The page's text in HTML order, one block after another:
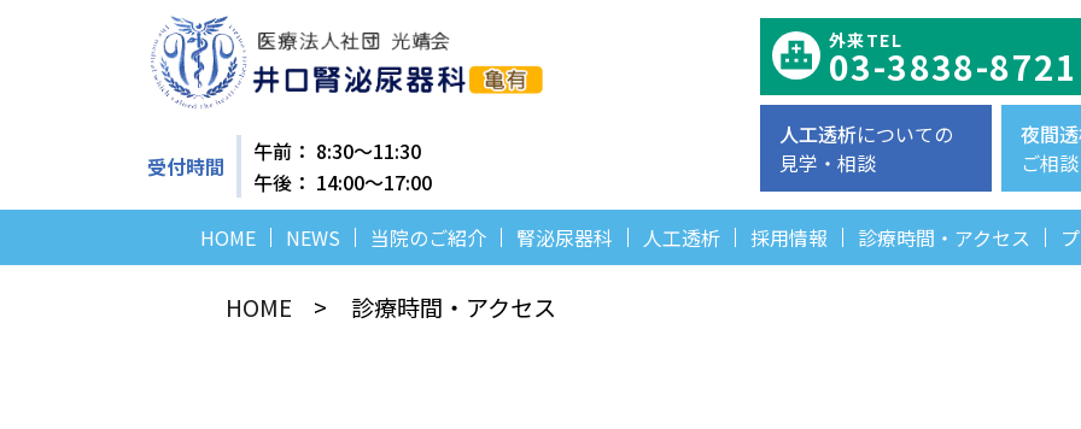
受付時間
午前： 8:30～11:30
午後： 14:00～17:00
外来TEL
03-3838-8721
人工透析についての
見学・相談
夜間
ご相談
HOME NEWS 当院のご紹介 腎泌尿器科 人工透析 採用情報 診療時間・アクセス
HOME 診療時間・アクセス